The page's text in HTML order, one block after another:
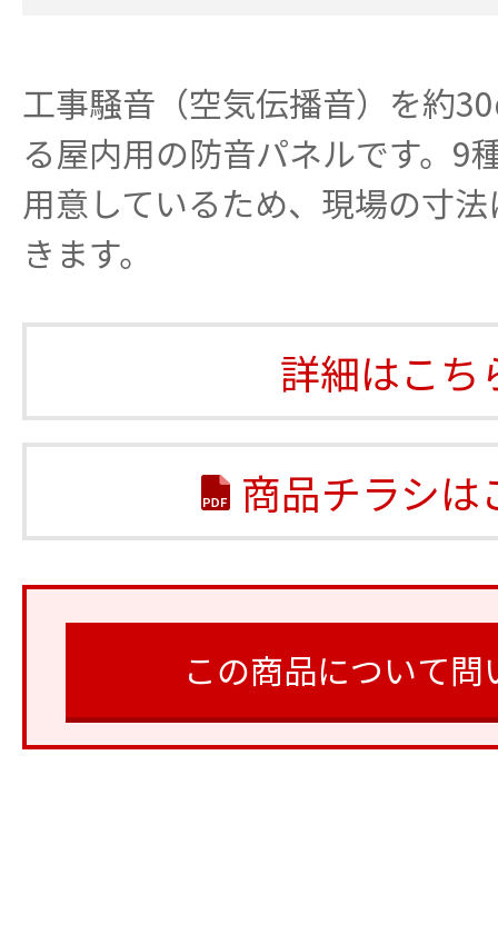
工事騒音（空気伝播音）を約
る屋内用の防音パネルです。9
用意しているため、現場の寸
きます。
詳細はこち
商品チラシは
この商品について